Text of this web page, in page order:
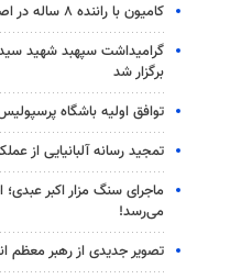
کامیون با راننده ۸ ساله در اصفهان توقیف شد
گرامیداشت سپهبد شهید
برگزار شد
توافق اولیه باشگاه
تمجید رسانه آلبانیایی از
ماجرای سنگ مزار اکبر
می‌رسد!
تصویر جدیدی از رهبر معظم